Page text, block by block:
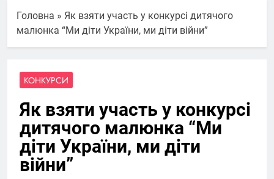
Головна » Як взяти участь у конкурсі дитячого
малюнка “Ми діти України, ми діти війни”
КОНКУРСИ
Як взяти участь у конкурсі
дитячого малюнка “Ми
діти України, ми діти
війни”